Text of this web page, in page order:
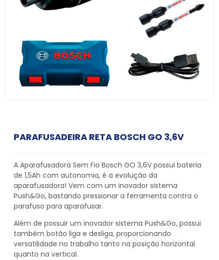
PARAFUSADEIRA RETA BOSCH GO 3,6V
A Aparafusadora Sem Fio Bosch GO 3,6V possui bateria
de 1,5Ah com autonomia, é a evolução da
aparafusadora! Vem com um inovador sistema
Push&Go, bastando pressionar a ferramenta contra o
parafuso para aparafusar.
Além de possuir um inovador sistema Push&Go, possui
também botão liga e desliga, proporcionando
versatilidade no trabalho tanto na posição horizontal
quanto na vertical.